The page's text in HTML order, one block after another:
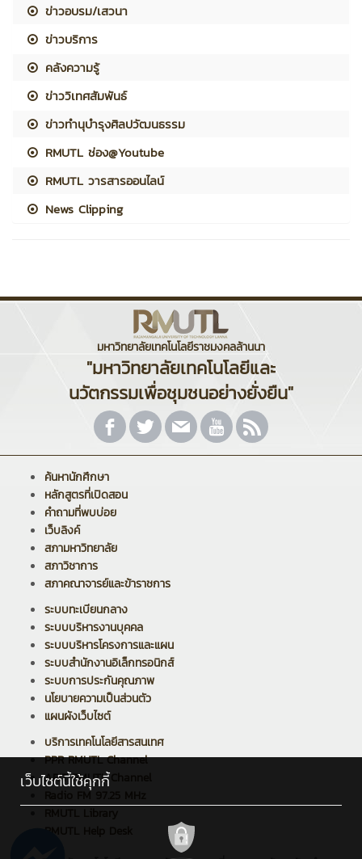
ข่าวอบรม/เสวนา
ข่าวบริการ
คลังความรู้
ข่าววิเทศสัมพันธ์
ข่าวทำนุบำรุงศิลปวัฒนธรรม
RMUTL ช่อง@Youtube
RMUTL วารสารออนไลน์
News Clipping
มหาวิทยาลัยเทคโนโลยีราชมงคลล้านนา
"มหาวิทยาลัยเทคโนโลยีและ
นวัตกรรมเพื่อชุมชนอย่างยั่งยืน"
ค้นหานักศึกษา
หลักสูตรที่เปิดสอน
คำถามที่พบบ่อย
เว็บลิงค์
สภามหาวิทยาลัย
สภาวิชาการ
สภาคณาจารย์และข้าราชการ
ระบบทะเบียนกลาง
ระบบบริหารงานบุคคล
ระบบบริหารโครงการและแผน
ระบบสำนักงานอิเล็กทรอนิกส์
ระบบการประกันคุณภาพ
นโยบายความเป็นส่วนตัว
แผนผังเว็บไซต์
บริการเทคโนโลยีสารสนเทศ
PPR RMUTL Channel
ARIT RMUTL Channel
Radio FM 97.25 MHz
เว็บไซต์นี้ใช้คุกกี้